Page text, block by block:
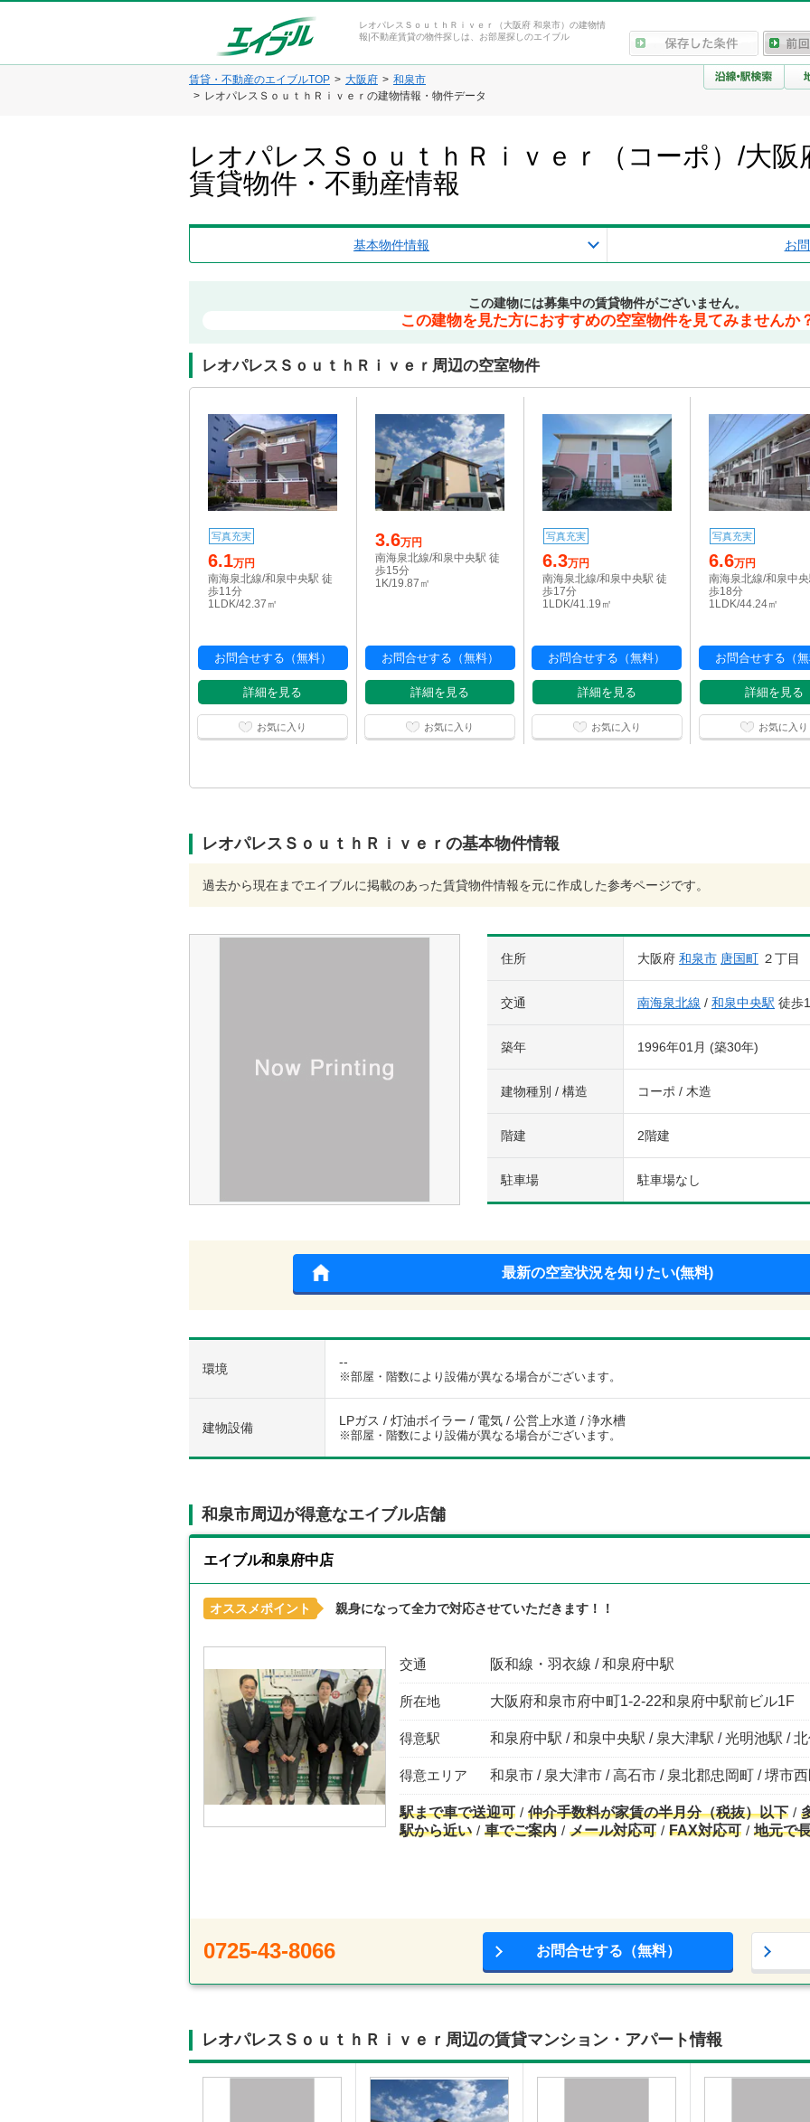
レオパレスＳｏｕｔｈＲｉｖｅｒ（大阪府 和泉市）の建物情
報|不動産賃貸の物件探しは、お部屋探しのエイブル
賃貸・不動産のエイブルTOP 大阪府
和泉市
レオパレスＳｏｕｔｈＲｉｖｅｒの建物情報・物件データ
レオパレスＳｏｕｔｈＲｉｖｅｒ（コーポ）/大阪
賃貸物件・不動産情報
基本物件情報 お
この建物には募集中の賃貸物件がございません。
この建物を見た方におすすめの空室物件を見てみませんか
レオパレスＳｏｕｔｈＲｉｖｅｒ周辺の空室物件
写真充実
6.1万円
南海泉北線/和泉中央駅 徒
歩11分
1LDK/42.37㎡
お問合せする（無料）
詳細を見る
お気に入り
3.6万円
南海泉北線/和泉中央駅 徒
歩15分
1K/19.87㎡
お問合せする（無料）
詳細を見る
お気に入り
写真充実
6.3万円
南海泉北線/和泉中央駅 徒
歩17分
1LDK/41.19㎡
お問合せする（無料）
詳細を見る
お気に入り
写真充実
6.6万円
南海泉北線/和泉中
歩18分
1LDK/44.24㎡
お問合せする（
詳細を見る
お気に入り
レオパレスＳｏｕｔｈＲｉｖｅｒの基本物件情報
過去から現在までエイブルに掲載のあった賃貸物件情報を元に作成した参考ページです。
住所 大阪府 和泉市 唐国町 ２丁目
交通 南海泉北線 / 和泉中央駅 徒歩
築年 1996年01月 (築30年)
建物種別 / 構造 コーポ / 木造
階建 2階建
駐車場 駐車場なし
最新の空室状況を知りたい(無料)
環境 --
※部屋・階数により設備が異なる場合がございます。
建物設備 LPガス / 灯油ボイラー / 電気 / 公営上水道 / 浄水槽
※部屋・階数により設備が異なる場合がございます。
和泉市周辺が得意なエイブル店舗
エイブル和泉府中店
オススメポイント 親身になって全力で対応させていただきます！！
交通 阪和線・羽衣線 / 和泉府中駅
所在地 大阪府和泉市府中町1-2-22和泉府中駅前ビル1F
得意駅 和泉府中駅 / 和泉中央駅 / 泉大津駅 / 光明池駅 /
得意エリア 和泉市 / 泉大津市 / 高石市 / 泉北郡忠岡町 / 堺市
駅まで車で送迎可 仲介手数料が家賃の半月分（税抜）以下
駅から近い
車でご案内 メール対応可 FAX対応可 地元で
0725-43-8066 お問合せする（無料）
レオパレスＳｏｕｔｈＲｉｖｅｒ周辺の賃貸マンション・アパート情報